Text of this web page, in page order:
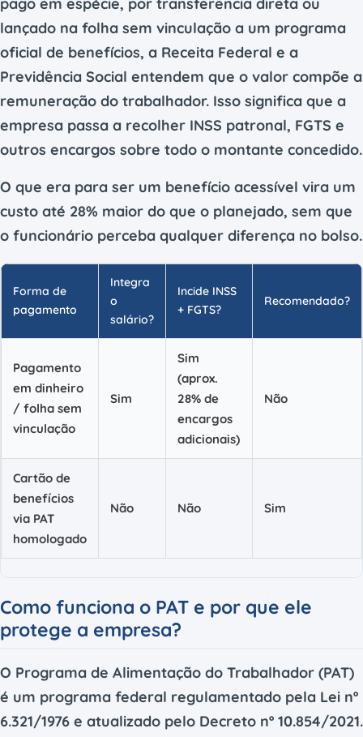
lançado na folha sem vinculação a um programa
oficial de benefícios, a Receita Federal e a
Previdência Social entendem que o valor compõe a
remuneração do trabalhador. Isso significa que a
empresa passa a recolher INSS patronal, FGTS e
outros encargos sobre todo o montante concedido.
O que era para ser um benefício acessível vira um
custo até 28% maior do que o planejado, sem que
o funcionário perceba qualquer diferença no bolso.
Forma de
pagamento
Integra
o
salário?
Incide INSS
+ FGTS?
Recomendado?
Pagamento
em dinheiro
/ folha sem
vinculação
Sim
Sim
(aprox.
28% de
encargos
adicionais)
Não
Cartão de
benefícios
via PAT
homologado
Não Não Sim
Como funciona o PAT e por que ele
protege a empresa?
O Programa de Alimentação do Trabalhador (PAT)
é um programa federal regulamentado pela Lei nº
6.321/1976 e atualizado pelo Decreto nº 10.854/2021.